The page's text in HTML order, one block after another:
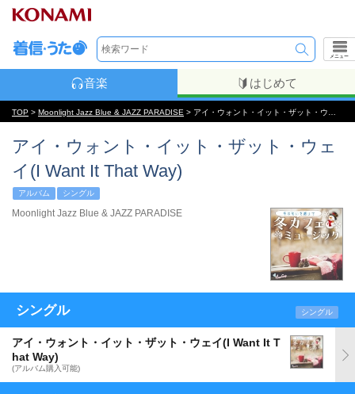
メニュー
音楽 はじめて
TOP > Moonlight Jazz Blue & JAZZ PARADISE > アイ・ウォント・イット・ザット・ウェイ(I Want It That Way)
アイ・ウォント・イット・ザット・ウェ
イ(I Want It That Way)
アルバム シングル
Moonlight Jazz Blue & JAZZ PARADISE
シングル シングル
アイ・ウォント・イット・ザット・ウェイ(I Want It T
hat Way)
(アルバム購入可能)